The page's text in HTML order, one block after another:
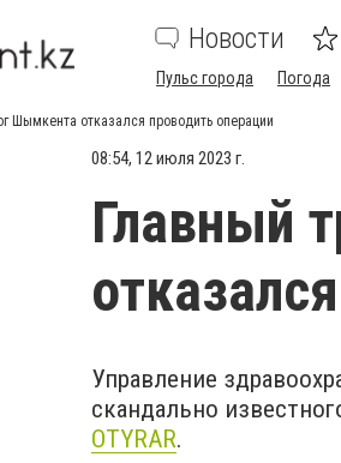
Новости
Пульс города Погода
Шымкента отказался проводить операции
08:54, 12 июля 2023 г.
Главный
Управление
скандально
OTYRAR.